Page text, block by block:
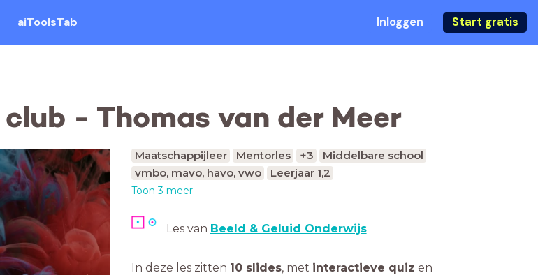
aiToolsTab Inloggen Start gratis
- Thomas van der Meer
Maatschappijleer Mentorles +3
Middelbare school
vmbo, mavo, havo, vwo
Leerjaar 1,2
Toon 3 meer
Les van Beeld & Geluid Onderwijs
In deze les zitten 10 slides, met interactieve quiz en